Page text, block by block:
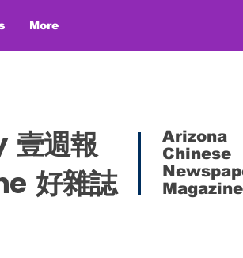
More
壹週報
好雜誌
Arizona
Chinese
Magazine